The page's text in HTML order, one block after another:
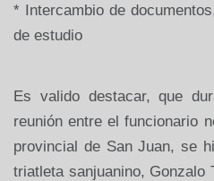
* Intercambio de
de estudio
Es valido destacar, que
reunión entre el funcionario
provincial de San Juan, se
triatleta sanjuanino, Gonzalo